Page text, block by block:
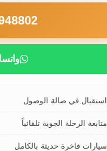
استقبال في صالة الوصول
متابعة الرحلة الجوية تلقائياً
سيارات فاخرة حديثة بالكامل